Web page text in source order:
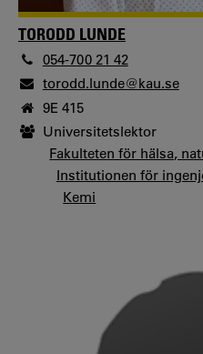
TORODD LUNDE
054-700 21 42
torodd.lunde@kau.se
9E 415
Universitetslektor
Fakulteten för hälsa,
Institutionen för
Kemi